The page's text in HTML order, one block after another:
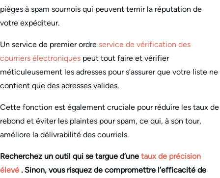
pièges à spam sournois qui peuvent ternir la réputation de
votre expéditeur.
Un service de premier ordre service de vérification des
courriers électroniques peut tout faire et vérifier
méticuleusement les adresses pour s’assurer que votre liste ne
contient que des adresses valides.
Cette fonction est également cruciale pour réduire les taux de
rebond et éviter les plaintes pour spam, ce qui, à son tour,
améliore la délivrabilité des courriels.
Recherchez un outil qui se targue d’une taux de précision
élevé . Sinon, vous risquez de compromettre l’efficacité de